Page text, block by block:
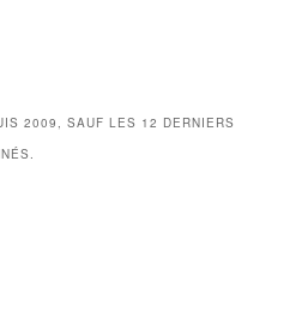
2009, SAUF LES 12 DERNIERS